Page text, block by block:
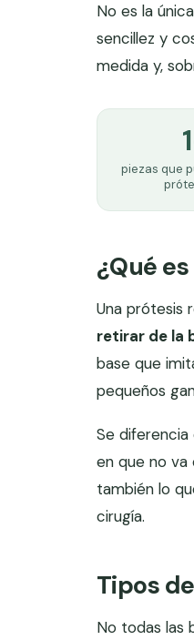
No es la
sencillez y
medida y,
piezas que
¿Qué
Una prótesis
retirar de la
base que
pequeños
Se
en que no va
también lo
cirugía.
Tipos
No todas las